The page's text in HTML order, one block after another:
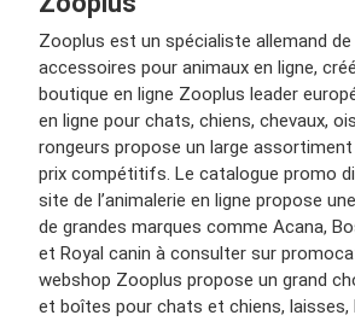
Zooplus est un spécialiste allemand
accessoires pour animaux en ligne,
boutique en ligne Zooplus leader
en ligne pour chats, chiens, chevaux,
rongeurs propose un large
prix compétitifs. Le catalogue promo
site de l’animalerie en ligne propose
de grandes marques comme Acana,
et Royal canin à consulter sur
webshop Zooplus propose un grand
et boîtes pour chats et chiens, laisses,